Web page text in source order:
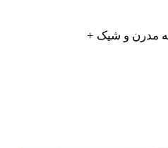
مدرن و شیک +